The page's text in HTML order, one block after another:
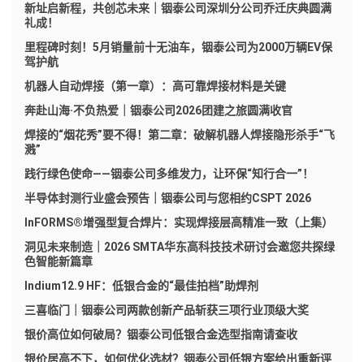
新址启新程，共创芯未来｜铟泰公司深圳分公司乔迁庆典圆满
礼成！
里程碑时刻！5月销量前十无油车，铟泰公司为2000万辆EV保
驾护航
机器人自动焊接（第一章）：高可靠焊接材料是关键
奔赴山海·不负热爱｜铟泰公司2026团建之旅圆满收官
焊接的“烟花秀”要不得！第二章：破解机器人焊接隐形杀手“飞
溅”
践行绿色使命——铟泰公司多维发力，让环保“知行合一”！
半导体封测行业盛会预告｜铟泰公司与您相约CSPT 2026
InFORMS®增强型复合焊片：实现焊接层高精准一致（上集）
洞见未来制造｜2026 SMTA华东高科技技术研讨会邀您共探绿
色智能新篇章
Indium12.9 HF：低银合金的“最佳拍档”助焊剂
三喜临门｜铟泰公司两款创新产品斩获三项行业顶级大奖
银价高位如何破局？铟泰公司低银合金选型指南请查收
银价居高不下，如何优化选材？铟泰公司低银方案给出重新评